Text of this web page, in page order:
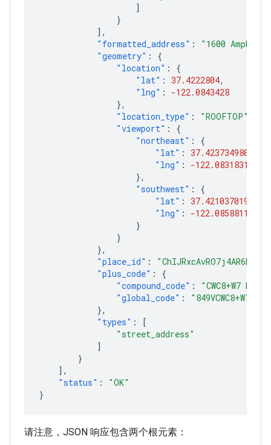
]
}
],
"formatted_address" :
"1600
"geometry" :
{
"location" :
{
"lat" : 37.4222804,
"lng" :
-122.0843428
},
"location_type" : "ROOFTOP"
"viewport" :
{
"northeast" :
{
"lat" : 37.4237349802915
"lng" :
-
},
"southwest" :
{
"lat" : 37.4210370197085
"lng" :
-
}
}
},
"place_id" :
"plus_code" :
{
"compound_code" :
"CWC8+W7
"global_code" :
"849VCWC8+W7"
},
"types" :
[
"street_address"
]
}
],
"status" :
"OK"
}
请注意，JSON 响应包含两个根元素：